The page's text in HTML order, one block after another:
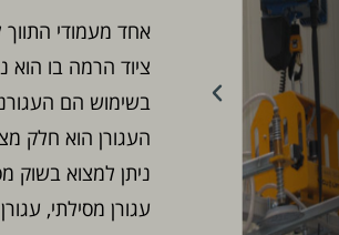
אחד מעמודי
ציוד הרמה בו הוא
בשימוש הם
העגורן הוא חלק
ניתן למצוא בשוק
עגורן מסילתי,